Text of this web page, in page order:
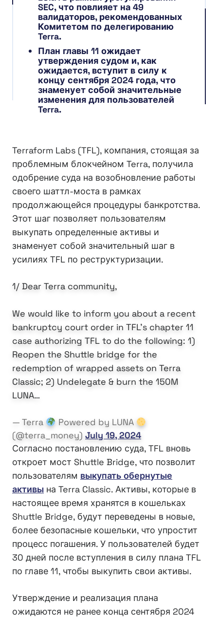
SEC, что повлияет на 49
валидаторов, рекомендованных
Комитетом по делегированию
Terra.
План главы 11 ожидает
утверждения судом и, как
ожидается, вступит в силу к
концу сентября 2024 года, что
знаменует собой значительные
изменения для пользователей
Terra.
Terraform Labs (TFL), компания, стоящая за
проблемным блокчейном Terra, получила
одобрение суда на возобновление работы
своего шаттл-моста в рамках
продолжающейся процедуры банкротства.
Этот шаг позволяет пользователям
выкупать определенные активы и
знаменует собой значительный шаг в
усилиях TFL по реструктуризации.
1/ Dear Terra community,
We would like to inform you about a recent
bankruptcy court order in TFL’s chapter 11
case authorizing TFL to do the following: 1)
Reopen the Shuttle bridge for the
redemption of wrapped assets on Terra
Classic; 2) Undelegate & burn the 150M
LUNA…
— Terra
Powered by LUNA
(@terra_money) July 19, 2024
Согласно постановлению суда, TFL вновь
откроет мост Shuttle Bridge, что позволит
пользователям выкупать обернутые
активы на Terra Classic. Активы, которые в
настоящее время хранятся в кошельках
Shuttle Bridge, будут переведены в новые,
более безопасные кошельки, что упростит
процесс погашения. У пользователей будет
30 дней после вступления в силу плана TFL
по главе 11, чтобы выкупить свои активы.
Утверждение и реализация плана
ожидаются не ранее конца сентября 2024